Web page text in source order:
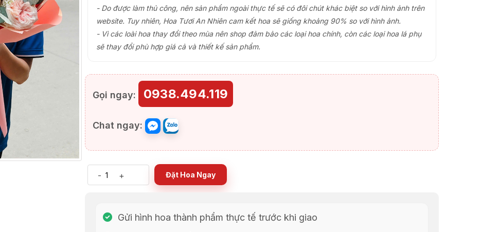
- Do được làm thủ công, nên sản phẩm ngoài thực tế sẽ có đôi chút khác biệt so với hình ảnh trên
website. Tuy nhiên, Hoa Tươi An Nhiên cam kết hoa sẽ giống khoảng 90% so với hình ảnh.
- Vì các loài hoa thay đổi theo mùa nên shop đảm bảo các loại hoa chính, còn các loại hoa lá phụ
sẽ thay đổi phù hợp giá cả và thiết kế sản phẩm.
Gọi ngay: 0938.494.119
Chat ngay:
- + Đặt Hoa Ngay
Gửi hình hoa thành phẩm thực tế trước khi giao